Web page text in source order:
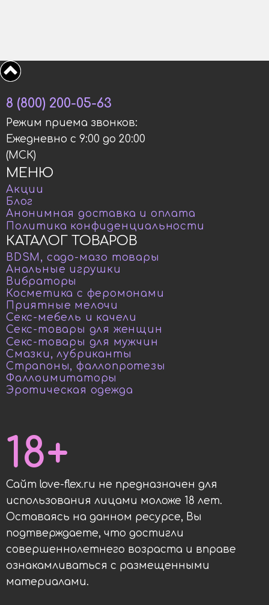
КАТАЛОГ ТОВАРОВ
BDSM, садо-мазо товары
Анальные игрушки
Вибраторы
Косметика с феромонами
Приятные мелочи
Секс-мебель и качели
Секс-товары для женщин
Секс-товары для мужчин
Смазки, лубриканты
Страпоны, фаллопротезы
Фаллоимитаторы
Эротическая одежда
МЕНЮ
Акции
Блог
Анонимная доставка и оплата
Политика конфиденциальности
8 (800) 200-05-63
Режим приема звонков:
Ежедневно с 9:00 до 20:00
(МСК)
Сайт love-flex.ru не предназначен для
использования лицами моложе 18 лет.
Оставаясь на данном ресурсе, Вы
подтверждаете, что достигли
совершеннолетнего возраста и вправе
ознакамливаться с размещенными
материалами.
18+